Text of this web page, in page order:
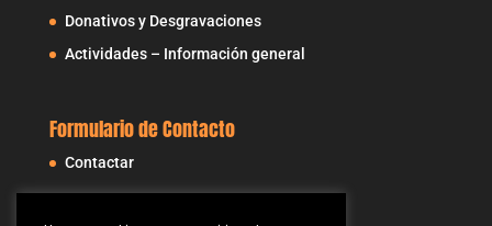
Donativos y Desgravaciones
Actividades – Información general
Formulario de Contacto
Contactar